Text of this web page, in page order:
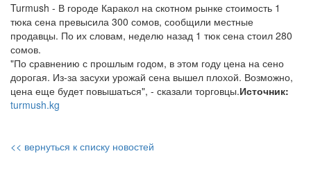
Turmush - В городе Каракол на скотном рынке стоимость 1
тюка сена превысила 300 сомов, сообщили местные
продавцы. По их словам, неделю назад 1 тюк сена стоил 280
сомов.
"По сравнению с прошлым годом, в этом году цена на сено
дорогая. Из-за засухи урожай сена вышел плохой. Возможно,
цена еще будет повышаться", - сказали торговцы.Источник:
turmush.kg
<< вернуться к списку новостей